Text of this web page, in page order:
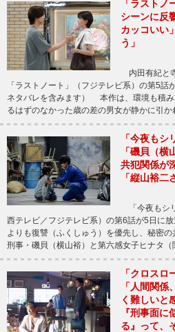
「ラストノ
シーンに反
カッコいい
う」
内田有紀と
「ラストノート」（フジテレビ系）の第5話
ネタバレを含みます） 本作は、環境も積
るはずのなかった歳の差の男女が静かに引
「今夜もシ
「磯貝（
共犯関係が
「縦山裕二
「今夜もシ
西テレビ／フジテレビ系）の第6話が5日に
よりも復讐（ふくしゅう）を優先し、秘密
刑事・磯貝（横山裕）と第六感女子ヒナタ
「クロスロ
「人間関
く難しいと
『刑事面
る』って、